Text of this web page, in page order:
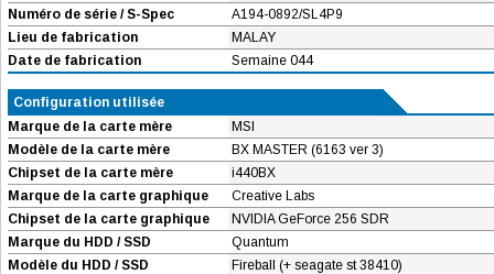
Numéro de série / S-Spec
A194-0892/SL4P9
Lieu de fabrication
MALAY
Date de fabrication
Semaine 044
Configuration utilisée
Marque de la carte mère
MSI
Modèle de la carte mère
BX MASTER (6163 ver 3)
Chipset de la carte mère
i440BX
Marque de la carte graphique
Creative Labs
Chipset de la carte graphique
NVIDIA GeForce 256 SDR
Marque du HDD / SSD
Quantum
Modèle du HDD / SSD
Fireball (+ seagate st 38410)